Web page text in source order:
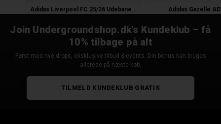
Adidas Gazelle
Join Undergroundshop.dk’s Kundeklub – få
10% tilbage på alt
Først med nye drops, eksklusive tilbud & events. Din bonus kan bruges
allerede på næste køb.
TILMELD KUNDEKLUB GRATIS